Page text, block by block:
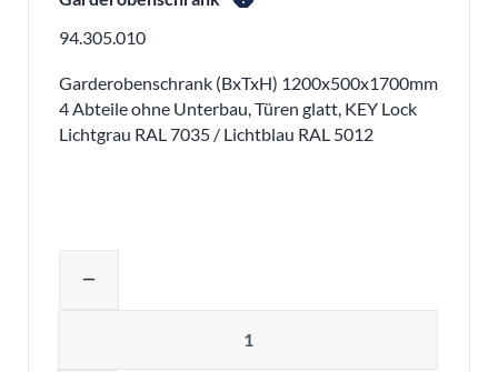
94.305.010
Garderobenschrank (BxTxH) 1200x500x1700mm
4 Abteile ohne Unterbau, Türen glatt, KEY Lock
Lichtgrau RAL 7035 / Lichtblau RAL 5012
remove